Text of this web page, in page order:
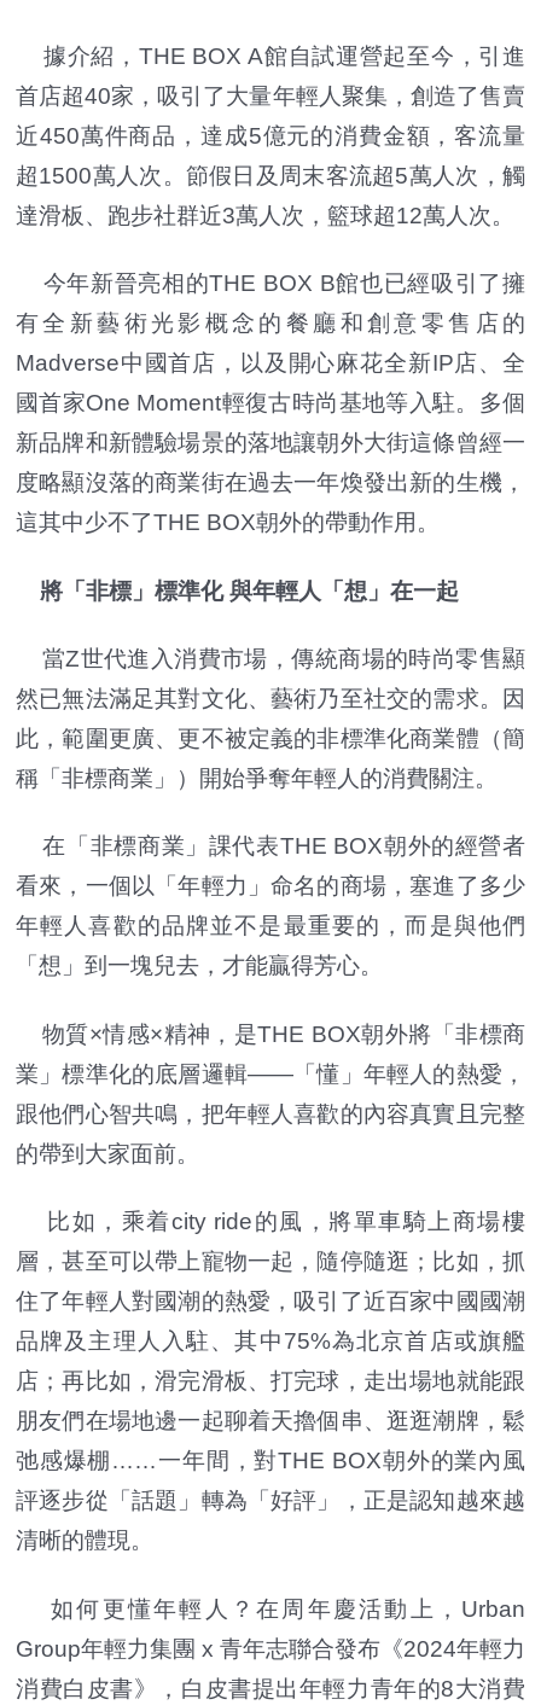
據介紹，THE BOX A館自試運營起至今，引進
首店超40家，吸引了大量年輕人聚集，創造了售賣
近450萬件商品，達成5億元的消費金額，客流量
超1500萬人次。節假日及周末客流超5萬人次，觸
達滑板、跑步社群近3萬人次，籃球超12萬人次。
今年新晉亮相的THE BOX B館也已經吸引了擁
有全新藝術光影概念的餐廳和創意零售店的
Madverse中國首店，以及開心麻花全新IP店、全
國首家One Moment輕復古時尚基地等入駐。多個
新品牌和新體驗場景的落地讓朝外大街這條曾經一
度略顯沒落的商業街在過去一年煥發出新的生機，
這其中少不了THE BOX朝外的帶動作用。
將「非標」標準化 與年輕人「想」在一起
當Z世代進入消費市場，傳統商場的時尚零售顯
然已無法滿足其對文化、藝術乃至社交的需求。因
此，範圍更廣、更不被定義的非標準化商業體（簡
稱「非標商業」）開始爭奪年輕人的消費關注。
在「非標商業」課代表THE BOX朝外的經營者
看來，一個以「年輕力」命名的商場，塞進了多少
年輕人喜歡的品牌並不是最重要的，而是與他們
「想」到一塊兒去，才能贏得芳心。
物質×情感×精神，是THE BOX朝外將「非標商
業」標準化的底層邏輯——「懂」年輕人的熱愛，
跟他們心智共鳴，把年輕人喜歡的內容真實且完整
的帶到大家面前。
比如，乘着city ride的風，將單車騎上商場樓
層，甚至可以帶上寵物一起，隨停隨逛；比如，抓
住了年輕人對國潮的熱愛，吸引了近百家中國國潮
品牌及主理人入駐、其中75%為北京首店或旗艦
店；再比如，滑完滑板、打完球，走出場地就能跟
朋友們在場地邊一起聊着天擼個串、逛逛潮牌，鬆
弛感爆棚……一年間，對THE BOX朝外的業內風
評逐步從「話題」轉為「好評」，正是認知越來越
清晰的體現。
如何更懂年輕人？在周年慶活動上，Urban
Group年輕力集團 x 青年志聯合發布《2024年輕力
消費白皮書》，白皮書提出年輕力青年的8大消費